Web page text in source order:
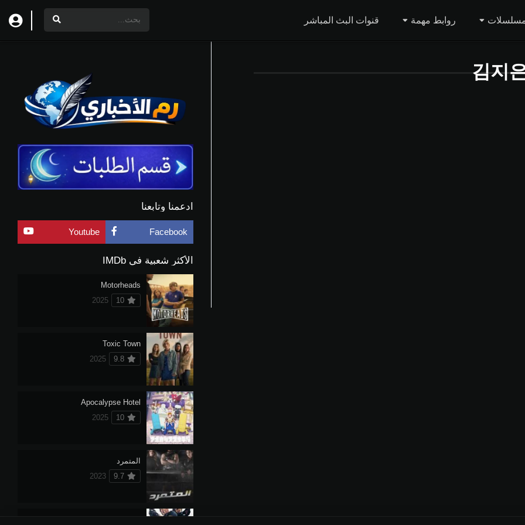
روابط مهمة قنوات البث المباشر
김지
ادعمنا وتابعنا
Facebook
Youtube
الأكثر شعبية في IMDb
Motorheads
10
2025
Toxic Town
9.8
2025
Apocalypse Hotel
10
2025
المتمرد
9.7
2023